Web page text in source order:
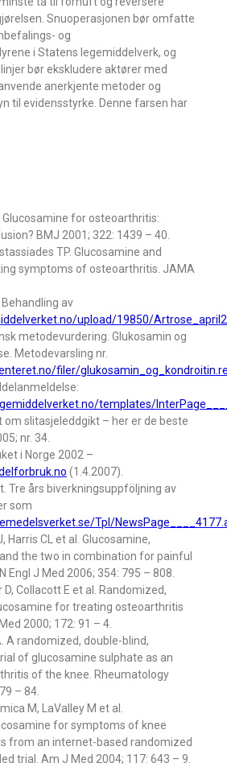
Snuoperasjonen bør omfatte
og
i Statens legemiddelverk, og
bør ekskludere aktører med
anerkjente metoder og
til evidensstyrke. Denne farsen har
Glucosamine for osteoarthritis:
BMJ 2001; 322: 1439 – 40.
TP. Glucosamine and
symptoms of osteoarthritis. JAMA
av
upload/19850/
metodevurdering. Glukosamin og
Metodevarsling nr.
filer/
templates/
om slitasjeleddgikt – her er de beste
nr. 34.
i Norge 2002 –
(1.4.2007).
Tre års biverkningsuppföljning av
som
Tpl/
Harris CL et al. Glucosamine,
the two in combination for painful
Engl J Med 2006; 354: 795 – 808.
D, Collacott E et al. Randomized,
for treating osteoarthritis
2000; 172: 91 – 4.
A randomized, double-blind,
of glucosamine sulphate as an
of the knee. Rheumatology
– 84.
M, LaValley M et al.
for symptoms of knee
from an internet-based randomized
trial. Am J Med 2004; 117: 643 – 9.